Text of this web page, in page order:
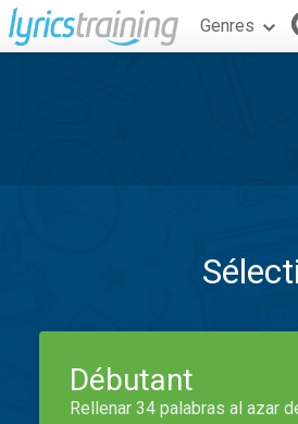
Genres
Débutant
Rellenar 34 palabras al azar